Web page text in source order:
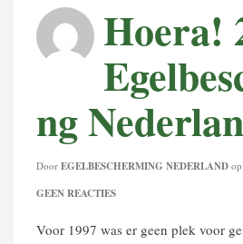
Hoera!
ng
Door EGELBESCHERMING NEDERLAND op
GEEN REACTIES
Voor 1997 was er geen plek voor